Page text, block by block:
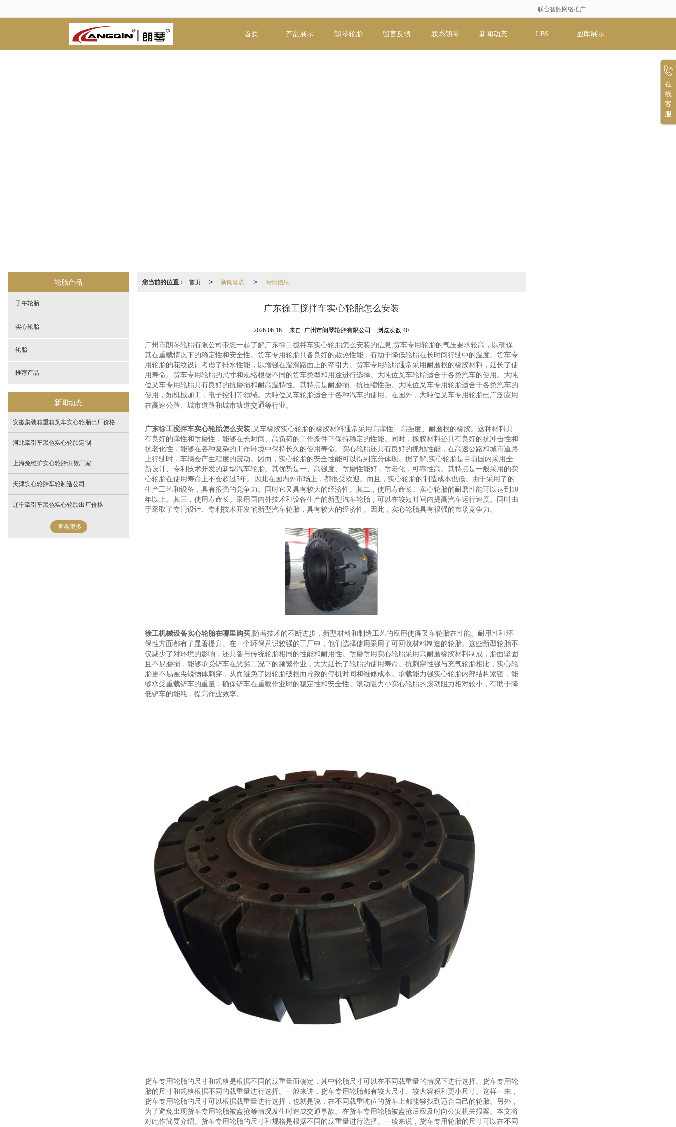
联合智胜网络推广
首页 产品展示 朗琴轮胎 留言反馈 联系朗琴 新闻动态 LBS 图库展示
您当前的位置： 首页 > 新闻动态 > 商情信息
广东徐工搅拌车实心轮胎怎么安装
2026-06-16 来自: 广州市朗琴轮胎有限公司 浏览次数:40
广州市朗琴轮胎有限公司带您一起了解广东徐工搅拌车实心轮胎怎么安装的信息,货车专用轮胎的气压要求较高，以确保
其在重载情况下的稳定性和安全性。货车专用轮胎具备良好的散热性能，有助于降低轮胎在长时间行驶中的温度。货车专
用轮胎的花纹设计考虑了排水性能，以增强在湿滑路面上的牵引力。货车专用轮胎通常采用耐磨损的橡胶材料，延长了使
用寿命。货车专用轮胎的尺寸和规格根据不同的货车类型和用途进行选择。大吨位叉车轮胎适合于各类汽车的使用。大吨
位叉车专用轮胎具有良好的抗磨损和耐高温特性。其特点是耐磨损、抗压缩性强。大吨位叉车专用轮胎适合于各类汽车的
使用，如机械加工，电子控制等领域。大吨位叉车轮胎适合于各种汽车的使用。在国外，大吨位叉车专用轮胎已广泛应用
在高速公路、城市道路和城市轨道交通等行业。
广东徐工搅拌车实心轮胎怎么安装,叉车橡胶实心轮胎的橡胶材料通常采用高弹性、高强度、耐磨损的橡胶。这种材料具
有良好的弹性和耐磨性，能够在长时间、高负荷的工作条件下保持稳定的性能。同时，橡胶材料还具有良好的抗冲击性和
抗老化性，能够在各种复杂的工作环境中保持长久的使用寿命。实心轮胎还具有良好的抓地性能，在高速公路和城市道路
上行驶时，车辆会产生程度的震动。因而，实心轮胎的安全性能可以得到充分体现。据了解,实心轮胎是目前国内采用全
新设计、专利技术开发的新型汽车轮胎。其优势是一、高强度、耐磨性能好，耐老化，可靠性高。其特点是一般采用的实
心轮胎在使用寿命上不会超过5年。因此在国内外市场上，都很受欢迎。而且，实心轮胎的制造成本也低。由于采用了的
生产工艺和设备，具有很强的竞争力。同时它又具有较大的经济性。其二，使用寿命长。实心轮胎的耐磨性能可以达到10
年以上。其三，使用寿命长。采用国内外技术和设备生产的新型汽车轮胎，可以在较短时间内提高汽车运行速度。同时由
于采取了专门设计、专利技术开发的新型汽车轮胎，具有较大的经济性。因此，实心轮胎具有很强的市场竞争力。
徐工机械设备实心轮胎在哪里购买,随着技术的不断进步，新型材料和制造工艺的应用使得叉车轮胎在性能、耐用性和环
保性方面都有了显著提升。在一个环保意识较强的工厂中，他们选择使用采用了可回收材料制造的轮胎。这些新型轮胎不
仅减少了对环境的影响，还具备与传统轮胎相同的性能和耐用性。‌耐磨耐用‌实心轮胎采用高耐磨橡胶材料制成，胎面坚固
且不易磨损，能够承受铲车在恶劣工况下的频繁作业，大大延长了轮胎的使用寿命。‌抗刺穿性强‌与充气轮胎相比，实心轮
胎更不易被尖锐物体刺穿，从而避免了因轮胎破损而导致的停机时间和维修成本。‌承载能力强‌实心轮胎内部结构紧密，能
够承受重载铲车的重量，确保铲车在重载作业时的稳定性和安全性。‌滚动阻力小‌实心轮胎的滚动阻力相对较小，有助于降
低铲车的能耗，提高作业效率。
货车专用轮胎的尺寸和规格是根据不同的载重量而确定，其中轮胎尺寸可以在不同载重量的情况下进行选择。货车专用轮
胎的尺寸和规格根据不同的载重量进行选择。一般来讲，货车专用轮胎都有较大尺寸、较大容积和更小尺寸。这样一来，
货车专用轮胎的尺寸可以根据载重量进行选择，也就是说，在不同载重吨位的货车上都能够找到适合自己的轮胎。另外，
为了避免出现货车专用轮胎被盗抢等情况发生时造成交通事故。在货车专用轮胎被盗抢后应及时向公安机关报案。本文将
对此作简要介绍。货车专用轮胎的尺寸和规格是根据不同的载重量进行选择。一般来说，货车专用轮胎的尺寸可以在不同
轮胎产品
子午轮胎
实心轮胎
轮胎
推荐产品
新闻动态
安徽集装箱重箱叉车实心轮胎出厂价格
河北牵引车黑色实心轮胎定制
上海免维护实心轮胎供货厂家
天津实心轮胎车轮制造公司
辽宁牵引车黑色实心轮胎出厂价格
查看更多
在
线
客
服